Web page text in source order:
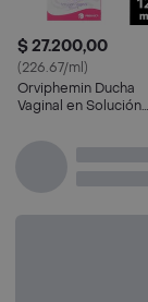
$ 27.200,00
(226.67/ml)
Orviphemin Ducha
Vaginal en Solución